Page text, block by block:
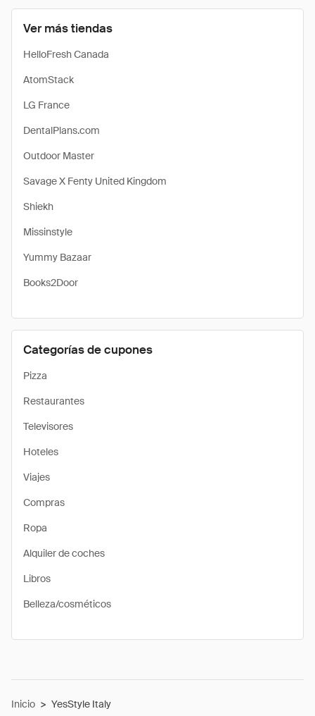
Ver más tiendas
HelloFresh Canada
AtomStack
LG France
DentalPlans.com
Outdoor Master
Savage X Fenty United Kingdom
Shiekh
Missinstyle
Yummy Bazaar
Books2Door
Categorías de cupones
Pizza
Restaurantes
Televisores
Hoteles
Viajes
Compras
Ropa
Alquiler de coches
Libros
Belleza/cosméticos
Inicio > YesStyle Italy